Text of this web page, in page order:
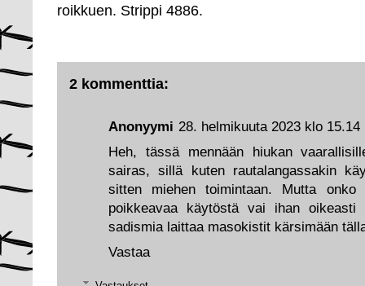
roikkuen. Strippi 4886.
2 kommenttia:
Anonyymi 28. helmikuuta 2023 klo 15.14
Heh, tässä mennään hiukan
sairas, sillä kuten rautalangassakin
sitten miehen toimintaan. Mutta onko
poikkeavaa käytöstä vai ihan
sadismia laittaa masokistit kärsimään
Vastaa